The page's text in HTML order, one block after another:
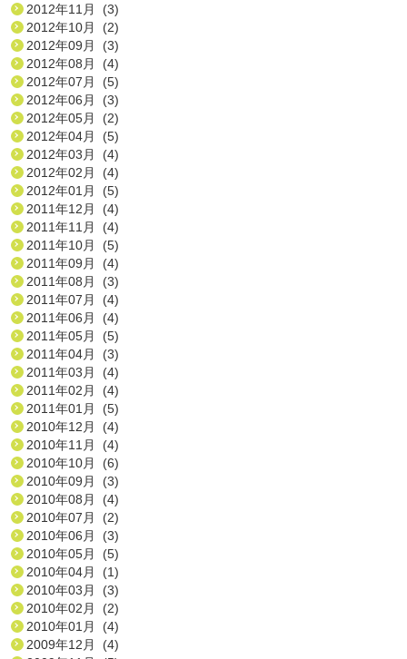
2012年11月 (3)
2012年10月 (2)
2012年09月 (3)
2012年08月 (4)
2012年07月 (5)
2012年06月 (3)
2012年05月 (2)
2012年04月 (5)
2012年03月 (4)
2012年02月 (4)
2012年01月 (5)
2011年12月 (4)
2011年11月 (4)
2011年10月 (5)
2011年09月 (4)
2011年08月 (3)
2011年07月 (4)
2011年06月 (4)
2011年05月 (5)
2011年04月 (3)
2011年03月 (4)
2011年02月 (4)
2011年01月 (5)
2010年12月 (4)
2010年11月 (4)
2010年10月 (6)
2010年09月 (3)
2010年08月 (4)
2010年07月 (2)
2010年06月 (3)
2010年05月 (5)
2010年04月 (1)
2010年03月 (3)
2010年02月 (2)
2010年01月 (4)
2009年12月 (4)